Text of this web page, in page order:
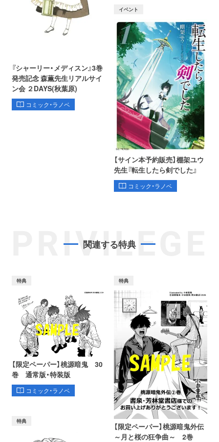
『シャーリー・メディスン』3巻
発売記念 森薫先生リアルサイ
ン会 ２DAYS(秋葉原)
コミック・ラノベ
イベント
【サイン本予約販売】棚架ユウ
先生『転生したら剣でした』
コミック・ラノベ
PRIVILEGE
関連する特典
特典
【限定ペーパー】桃源暗鬼 30
巻 通常版・特装版
コミック・ラノベ
特典
【限定ペーパー】桃源暗鬼外伝
～月と桜の狂争曲～ 2巻
特典